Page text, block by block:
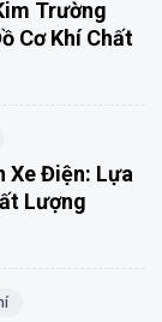
Trường
Cơ Khí Chất
Xe Điện: Lựa
Lượng